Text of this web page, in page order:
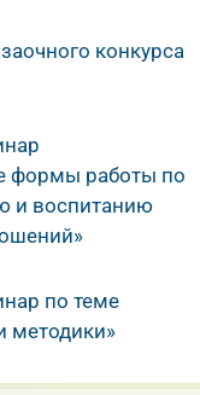
конкурса
формы работы по
и воспитанию
по теме
методики»